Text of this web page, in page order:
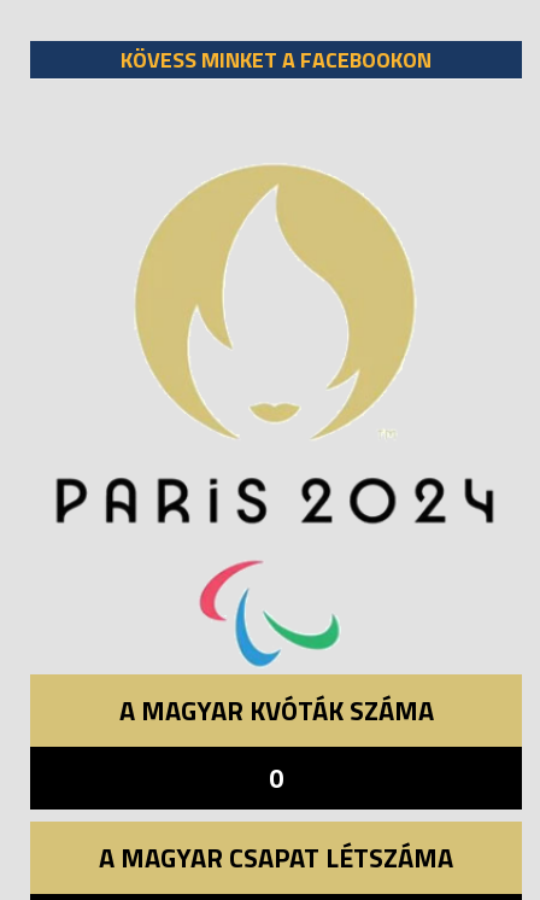
KÖVESS MINKET A FACEBOOKON
A MAGYAR KVÓTÁK SZÁMA
0
A MAGYAR CSAPAT LÉTSZÁMA